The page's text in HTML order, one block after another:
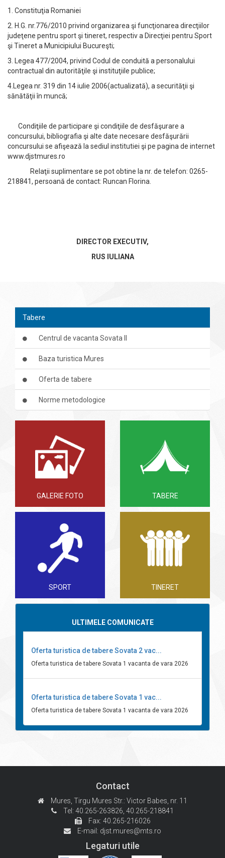
1. Constituţia Romaniei
2. H.G. nr.776/2010 privind organizarea şi funcţionarea direcţiilor
judeţene pentru sport şi tineret, respectiv a Direcţiei pentru Sport
şi Tineret a Municipiului Bucureşti;
3. Legea 477/2004, privind Codul de conduită a personalului
contractual din autorităţile şi instituţiile publice;
4.Legea nr. 319 din 14 iulie 2006(actualizată), a securităţii şi
sănătăţii în muncă;
Condiţiile de participare şi condiţiile de desfăşurare a
concursului, bibliografia şi alte date necesare desfăşurării
concursului se afişează la sediul institutiei şi pe pagina de internet
www.djstmures.ro
Relaţii suplimentare se pot obtine la nr. de telefon: 0265-
218841, persoană de contact: Runcan Florina.
DIRECTOR EXECUTIV,
RUS IULIANA
Tabere
Centrul de vacanta Sovata II
Baza turistica Mures
Oferta de tabere
Norme metodologice
GALERIE FOTO TABERE
SPORT TINERET
ULTIMELE COMUNICATE
Oferta turistica de tabere Sovata 2 vac...
Oferta turistica de tabere Sovata 1 vacanta de vara 2026
Oferta turistica de tabere Sovata 1 vac...
Oferta turistica de tabere Sovata 1 vacanta de vara 2026
Contact
Mures, Tirgu Mures Str.: Victor Babes, nr. 11
Tel: 40.265-263826, 40.265-218841
Fax: 40.265-216026
E-mail: djst.mures@mts.ro
Legaturi utile